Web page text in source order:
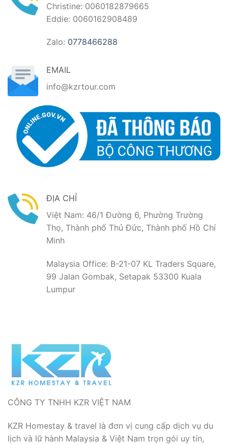
Christine: 0060182879665
Eddie: 0060162908489
Zalo: 0778466288
EMAIL
info@kzrtour.com
ĐỊA CHỈ
Việt Nam: 46/1 Đường 6, Phường Trường
Thọ, Thành phố Thủ Đức, Thành phố Hồ Chí
Minh
Malaysia Office: B-21-07 KL Traders Square,
99 Jalan Gombak, Setapak 53300 Kuala
Lumpur
CÔNG TY TNHH KZR VIỆT NAM
KZR Homestay & travel là đơn vị cung cấp dịch vụ du
lịch và lữ hành Malaysia & Việt Nam trọn gói uy tín,